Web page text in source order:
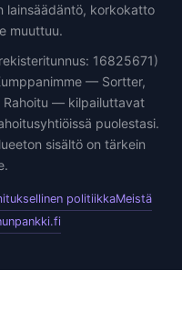
lainsäädäntö, korkokatto
muuttuu.
16825671)
— Sortter,
Rahoitu — kilpailuttavat
puolestasi.
sisältö on tärkein
politiikkaMeistä